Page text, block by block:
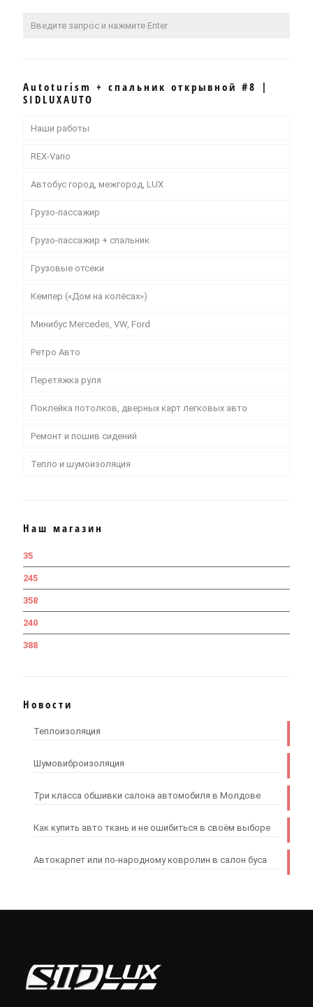
Autoturism + спальник открывной #8 |
SIDLUXAUTO
Наши работы
REX-Vario
Автобус город, межгород, LUX
Грузо-пассажир
Грузо-пассажир + спальник
Грузовые отсеки
Кемпер («Дом на колёсах»)
Минибус Mercedes, VW, Ford
Ретро Авто
Перетяжка руля
Поклейка потолков, дверных карт легковых авто
Ремонт и пошив сидений
Тепло и шумоизоляция
Наш магазин
35
245
358
240
388
Новости
Теплоизоляция
Шумовиброизоляция
Три класса обшивки салона автомобиля в Молдове
Как купить авто ткань и не ошибиться в своём выборе
Автокарпет или по-народному ковролин в салон буса